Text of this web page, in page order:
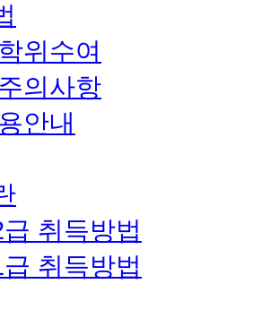
위수여
의사항
안내
취득방법
취득방법